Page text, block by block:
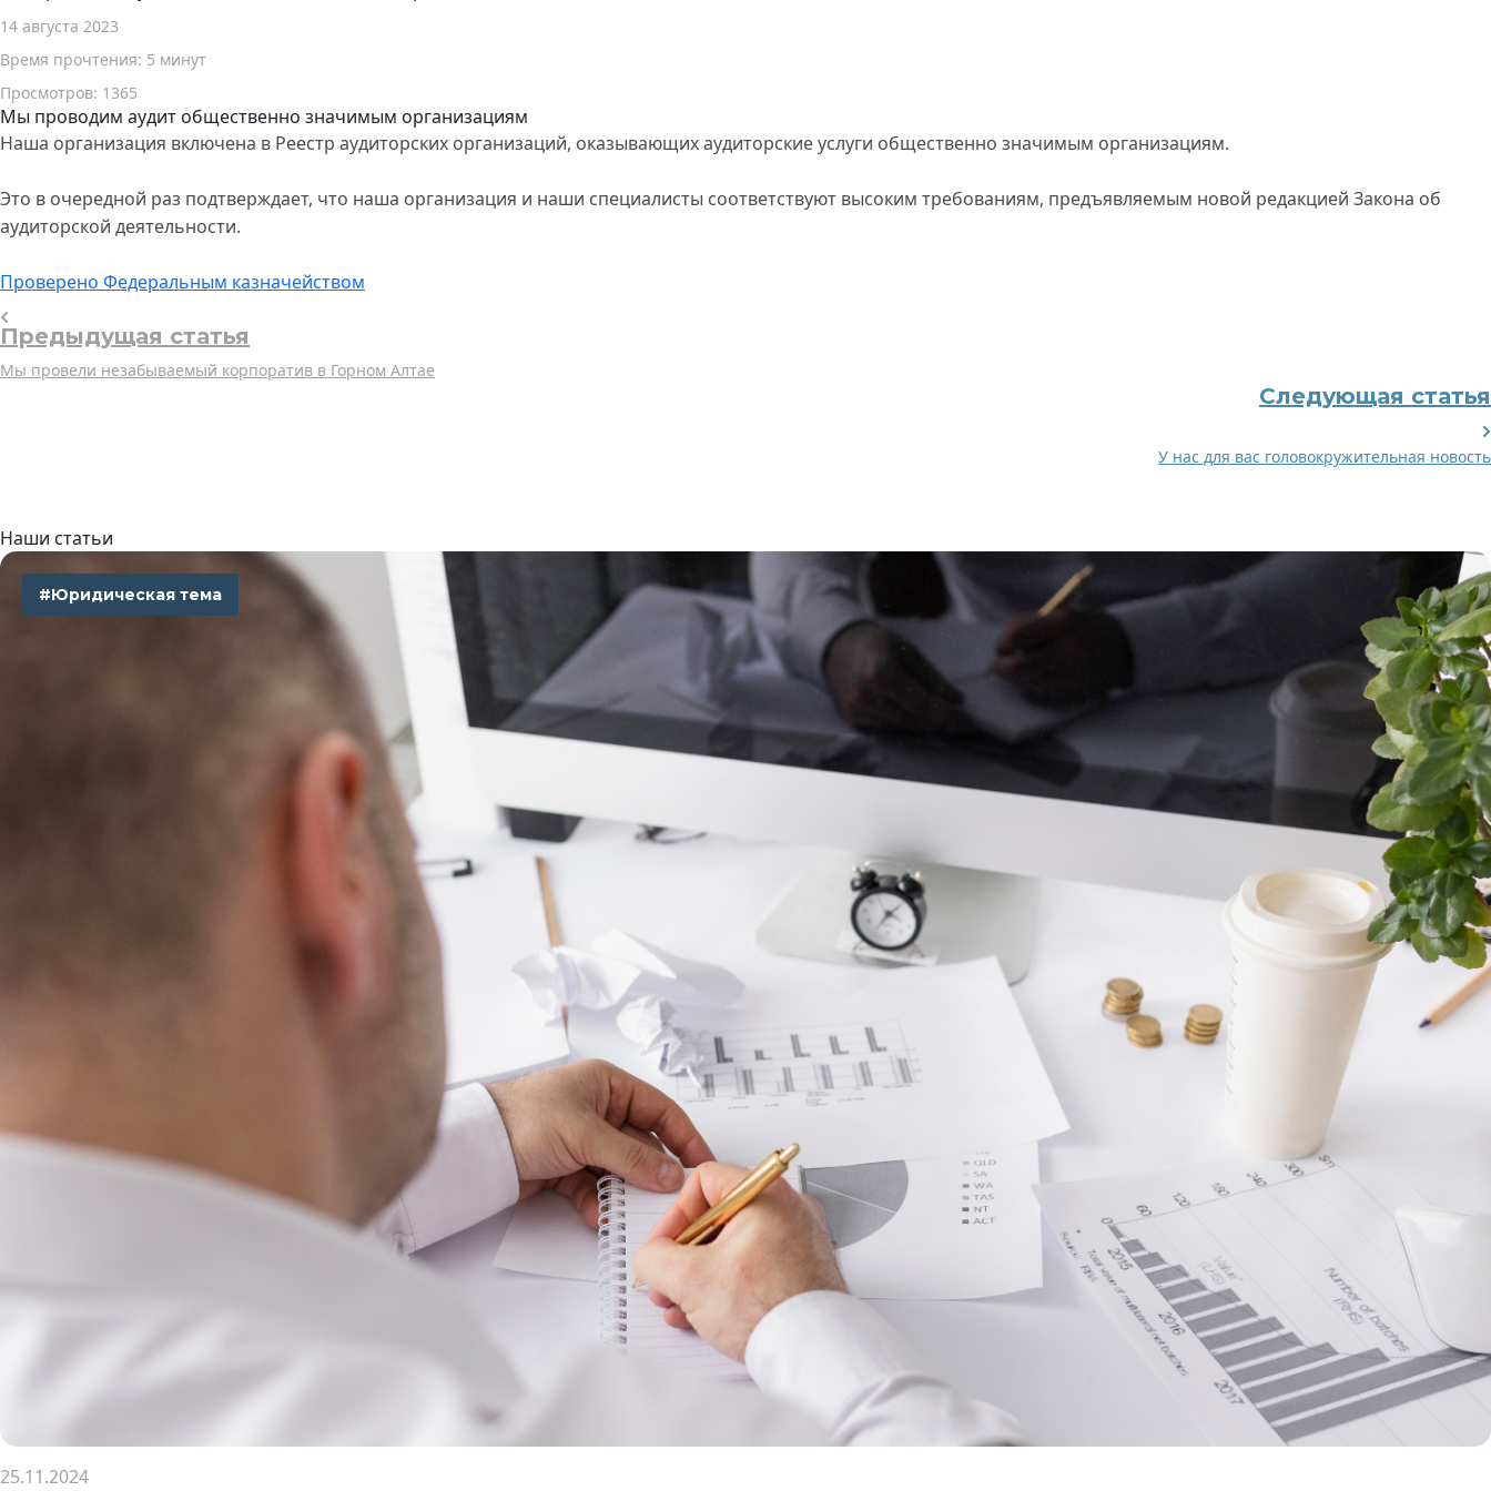
14 августа 2023
Время прочтения: 5 минут
Просмотров: 1365
Мы проводим аудит общественно значимым организациям
Наша организация включена в Реестр аудиторских организаций, оказывающих аудиторские услуги общественно значимым организациям.
Это в очередной раз подтверждает, что наша организация и наши специалисты соответствуют высоким требованиям, предъявляемым новой редакцией Закона об
аудиторской деятельности.
Проверено Федеральным казначейством
Предыдущая статья
Мы провели незабываемый корпоратив в Горном Алтае
Следующая статья
У нас для вас головокружительная новость
Наши статьи
#Юридическая тема
25.11.2024